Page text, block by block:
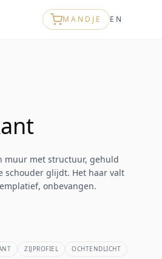
MANDJE EN
muur met structuur, gehuld
schouder glijdt. Het haar valt
onbevangen.
ZIJPROFIEL
OCHTENDLICHT